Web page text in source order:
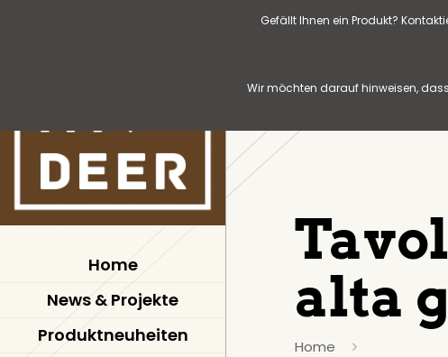
Gefällt Ihnen ein Produkt?
Wir möchten darauf hinweisen,
Home
News & Projekte
Produktneuheiten
alta
Home